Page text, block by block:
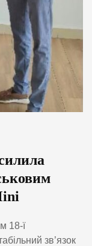
18-ї
зв’язок